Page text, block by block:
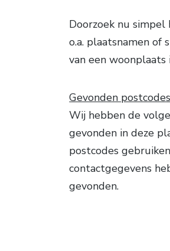
Doorzoek nu
o.a. plaatsnamen
van een woonplaats
Gevonden postcodes
Wij hebben de
gevonden in deze
postcodes
contactgegevens
gevonden.